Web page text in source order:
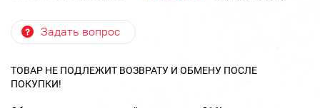
Задать вопрос
ТОВАР НЕ ПОДЛЕЖИТ ВОЗВРАТУ И ОБМЕНУ ПОСЛЕ
ПОКУПКИ!